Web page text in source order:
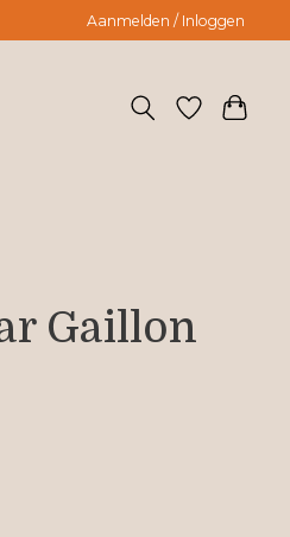
Aanmelden / Inloggen
Gaillon